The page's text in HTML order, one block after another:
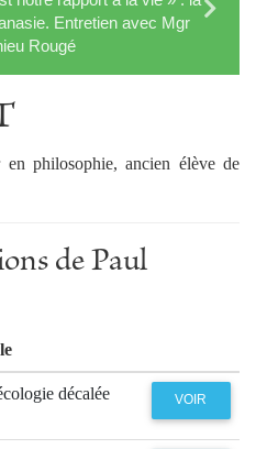
Entretien avec Mgr
Rougé
philosophie, ancien élève de
de Paul
décalée VOIR